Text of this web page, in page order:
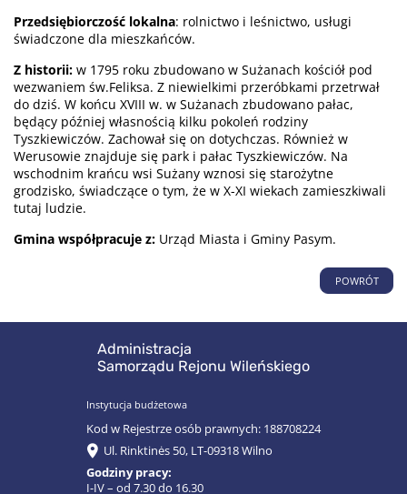
Przedsiębiorczość lokalna: rolnictwo i leśnictwo, usługi
świadczone dla mieszkańców.
Z historii: w 1795 roku zbudowano w Sużanach kościół pod
wezwaniem św.Feliksa. Z niewielkimi przeróbkami przetrwał
do dziś. W końcu XVIII w. w Sużanach zbudowano pałac,
będący później własnością kilku pokoleń rodziny
Tyszkiewiczów. Zachował się on dotychczas. Również w
Werusowie znajduje się park i pałac Tyszkiewiczów. Na
wschodnim krańcu wsi Sużany wznosi się starożytne
grodzisko, świadczące o tym, że w X-XI wiekach zamieszkiwali
tutaj ludzie.
Gmina współpracuje z: Urząd Miasta i Gminy Pasym.
POWRÓT
Administracja
Samorządu Rejonu Wileńskiego
Instytucja budżetowa
Kod w Rejestrze osób prawnych: 188708224
Ul. Rinktinės 50, LT-09318 Wilno
Godziny pracy:
I-IV – od 7.30 do 16.30